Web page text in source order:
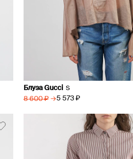
Блуза Gucci S
8 600 ₽ → 5 573 ₽